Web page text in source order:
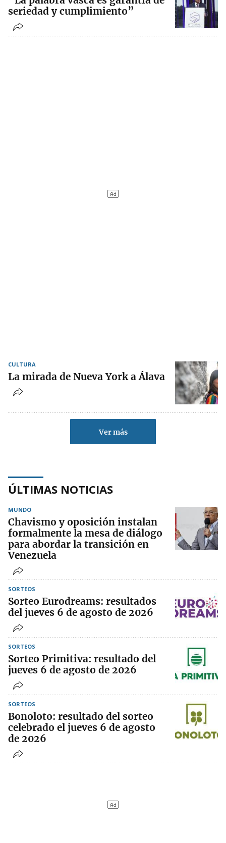
seriedad y cumplimiento”
CULTURA
La mirada de Nueva York a Álava
Ver más
ÚLTIMAS NOTICIAS
MUNDO
Chavismo y oposición instalan
formalmente la mesa de diálogo
para abordar la transición en
Venezuela
SORTEOS
Sorteo Eurodreams: resultados
del jueves 6 de agosto de 2026
SORTEOS
Sorteo Primitiva: resultado del
jueves 6 de agosto de 2026
SORTEOS
Bonoloto: resultado del sorteo
celebrado el jueves 6 de agosto
de 2026